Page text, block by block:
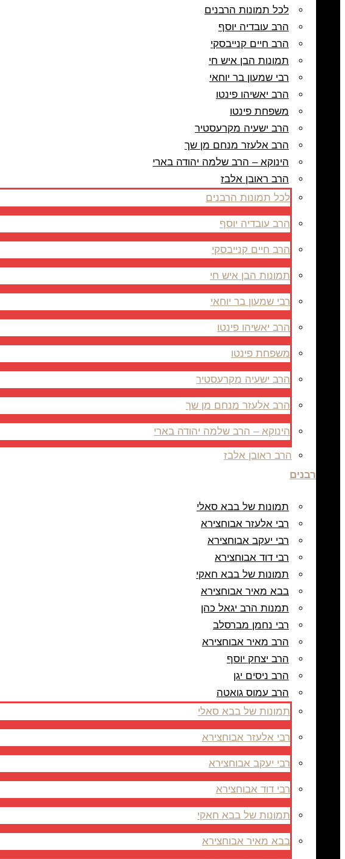
לכל תמונות הרבנים
הרב עובדיה יוסף
הרב חיים קנייבסקי
תמונות הבן איש חי
רבי שמעון בר יוחאי
הרב יאשיהו פינטו
משפחת פינטו
הרב ישעיה מקרעסטיר
הרב אלעזר מנחם מן שך
הינוקא – הרב שלמה יהודה בארי
הרב ראובן אלבז
לכל תמונות הרבנים
הרב עובדיה יוסף
הרב חיים קנייבסקי
תמונות הבן איש חי
רבי שמעון בר יוחאי
הרב יאשיהו פינטו
משפחת פינטו
הרב ישעיה מקרעסטיר
הרב אלעזר מנחם מן שך
הינוקא – הרב שלמה יהודה בארי
הרב ראובן אלבז
רבנים
תמונות של בבא סאלי
רבי אלעזר אבוחצירא
רבי יעקב אבוחצירא
רבי דוד אבוחצירא
תמונות של בבא חאקי
בבא מאיר אבוחצירא
תמנות הרב יגאל כהן
רבי נחמן מברסלב
הרב מאיר אבוחצירא
הרב יצחק יוסף
הרב ניסים יגן
הרב עמוס גואטה
תמונות של בבא סאלי
רבי אלעזר אבוחצירא
רבי יעקב אבוחצירא
רבי דוד אבוחצירא
תמונות של בבא חאקי
בבא מאיר אבוחצירא